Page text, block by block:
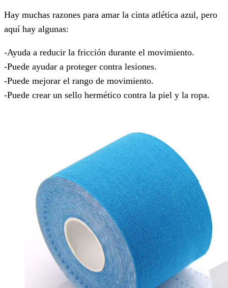
Hay muchas razones para amar la cinta atlética azul, pero
aquí hay algunas:
-Ayuda a reducir la fricción durante el movimiento.
-Puede ayudar a proteger contra lesiones.
-Puede mejorar el rango de movimiento.
-Puede crear un sello hermético contra la piel y la ropa.